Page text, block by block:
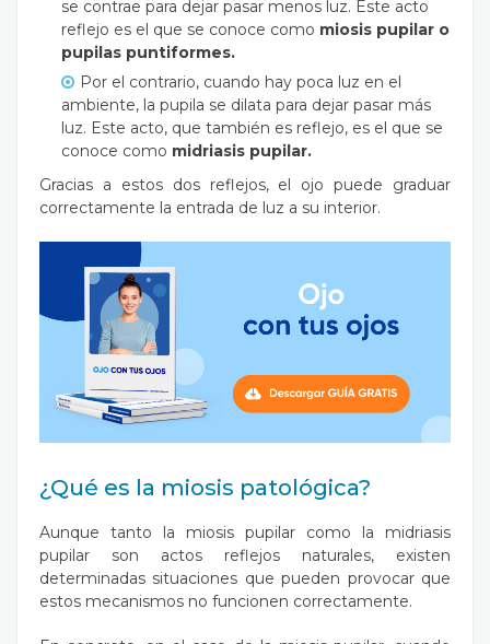
se contrae para dejar pasar menos luz. Este acto
reflejo es el que se conoce como miosis pupilar o
pupilas puntiformes.
Por el contrario, cuando hay poca luz en el
ambiente, la pupila se dilata para dejar pasar más
luz. Este acto, que también es reflejo, es el que se
conoce como midriasis pupilar.
Gracias a estos dos reflejos, el ojo puede graduar
correctamente la entrada de luz a su interior.
¿Qué es la miosis patológica?
Aunque tanto la miosis pupilar como la midriasis
pupilar son actos reflejos naturales, existen
determinadas situaciones que pueden provocar que
estos mecanismos no funcionen correctamente.